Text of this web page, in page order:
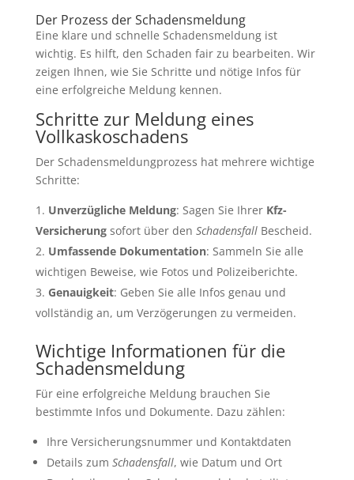
Der Prozess der Schadensmeldung
Eine klare und schnelle Schadensmeldung ist
wichtig. Es hilft, den Schaden fair zu bearbeiten. Wir
zeigen Ihnen, wie Sie Schritte und nötige Infos für
eine erfolgreiche Meldung kennen.
Schritte zur Meldung eines
Vollkaskoschadens
Der Schadensmeldungprozess hat mehrere wichtige
Schritte:
Unverzügliche Meldung: Sagen Sie Ihrer Kfz-
Versicherungsofort über den SchadensfallBescheid.
Umfassende Dokumentation: Sammeln Sie alle
wichtigen Beweise, wie Fotos und Polizeiberichte.
Genauigkeit: Geben Sie alle Infos genau und
vollständig an, um Verzögerungen zu vermeiden.
Wichtige Informationen für die
Schadensmeldung
Für eine erfolgreiche Meldung brauchen Sie
bestimmte Infos und Dokumente. Dazu zählen:
Ihre Versicherungsnummer und Kontaktdaten
Details zum Schadensfall, wie Datum und Ort